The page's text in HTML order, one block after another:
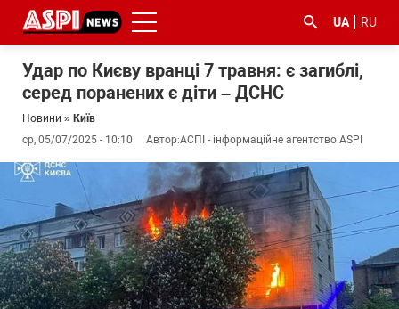
UA RU
Удар по Києву вранці 7 травня: є загиблі,
серед поранених є діти – ДСНС
Новини » Київ
ср, 05/07/2025 - 10:10
Автор:АСПІ - інформаційне агентство ASPI
#ООС
#боротьба
з
корупцією
#ДФС #Київ #коронавірус